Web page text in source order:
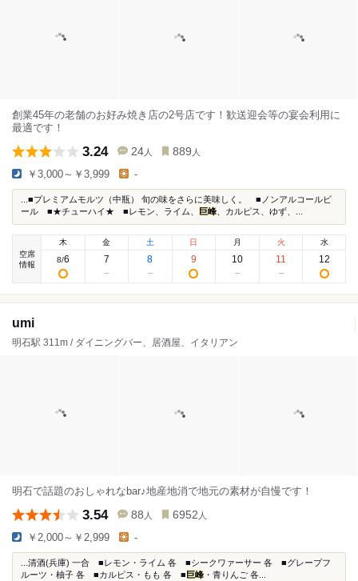
創業45年の老舗のお好み焼き店の2号店です！歓送迎会等の宴会利用に
最適です！
3.24 24 人 889 人
￥3,000～￥3,999 -
...■プレミアムモルツ（中瓶） 旬の味をさらに美味しく。 ■ノンアルコールビ
ール ■★チューハイ★ ■レモン、ライム、
巨峰 、カルピス、ゆず、...
空席
情報
木
8/6
金
7
土
8
日
9
月
10
火
11
水
12
umi
明石駅 311m / ダイニングバー、居酒屋、イタリアン
明石で話題のおしゃれなbar♪地産地消で地元の素材が自慢です！
3.54 88 人 6952 人
￥2,000～￥2,999 -
...清酒(兵庫) 一合 ■レモン・ライム 各 ■シークワァーサー 各 ■グレープフ
ルーツ・柚子 各 ■カルピス・もも 各 ■ 巨峰 ・青りんご 各...